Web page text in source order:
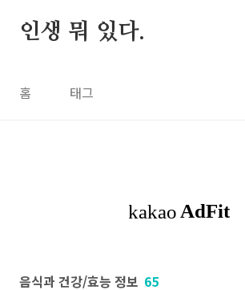
인생 뭐 있다.
홈 태그
음식과 건강/효능 정보 65